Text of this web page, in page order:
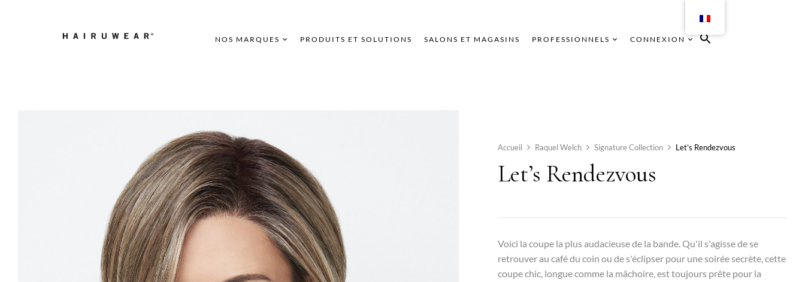
NOS MARQUES PRODUITS ET SOLUTIONS SALONS ET MAGASINS PROFESSIONNELS CONNEXION
Accueil Raquel Welch Signature Collection Let’s Rendezvous
Let’s Rendezvous
Voici la coupe la plus audacieuse de la bande. Qu'il s'agisse de se
retrouver au café du coin ou de s'éclipser pour une soirée secrète, cette
coupe chic, longue comme la mâchoire, est toujours prête pour la